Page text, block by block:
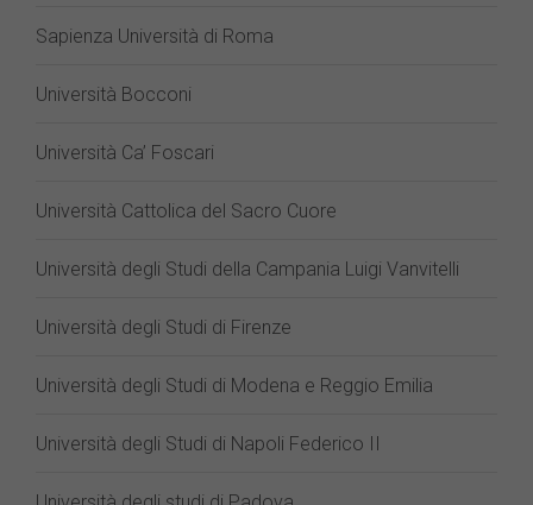
Sapienza Università di Roma
Università Bocconi
Università Ca’ Foscari
Università Cattolica del Sacro Cuore
Università degli Studi della Campania Luigi Vanvitelli
Università degli Studi di Firenze
Università degli Studi di Modena e Reggio Emilia
Università degli Studi di Napoli Federico II